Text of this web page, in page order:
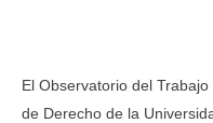
El Observatorio del
de Derecho de la